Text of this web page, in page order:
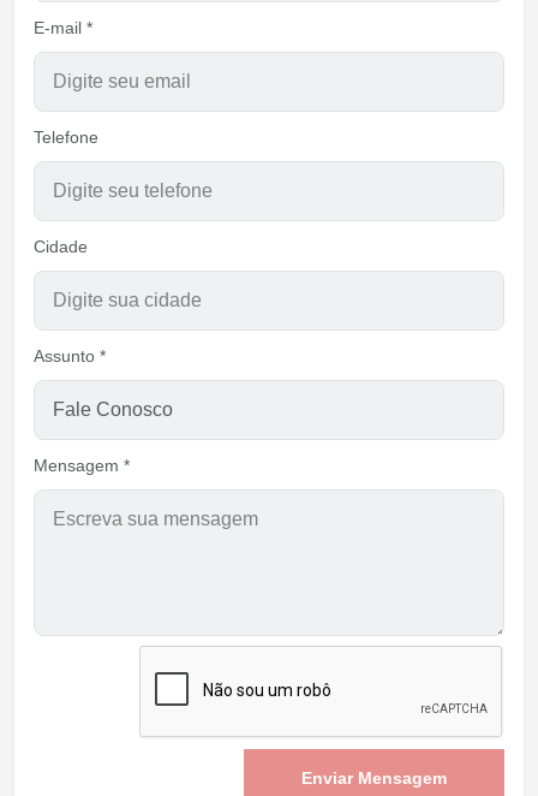
E-mail *
Telefone
Cidade
Assunto *
Mensagem *
Enviar Mensagem